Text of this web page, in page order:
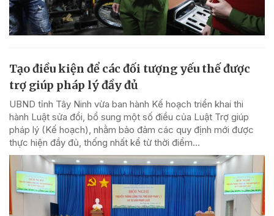
Tạo điều kiện để các đối tượng yếu thế được
trợ giúp pháp lý đầy đủ
UBND tỉnh Tây Ninh vừa ban hành Kế hoạch triển khai thi
hành Luật sửa đổi, bổ sung một số điều của Luật Trợ giúp
pháp lý (Kế hoạch), nhằm bảo đảm các quy định mới được
thực hiện đầy đủ, thống nhất kể từ thời điểm...